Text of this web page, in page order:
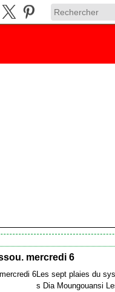
mercredi 6
Les sept plaies du
s Dia Moungouansi